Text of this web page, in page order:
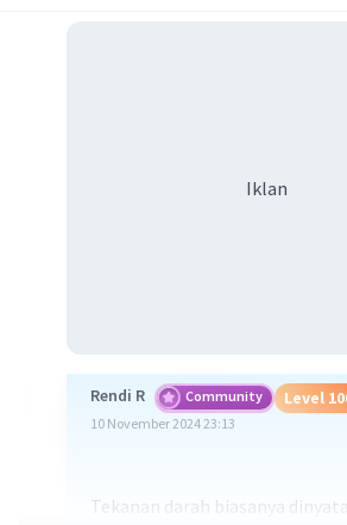
Iklan
Rendi R Community Level
10 November 2024 23:13
Tekanan darah biasanya